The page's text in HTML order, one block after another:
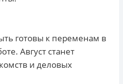
готовы к переменам в
Август станет
и деловых